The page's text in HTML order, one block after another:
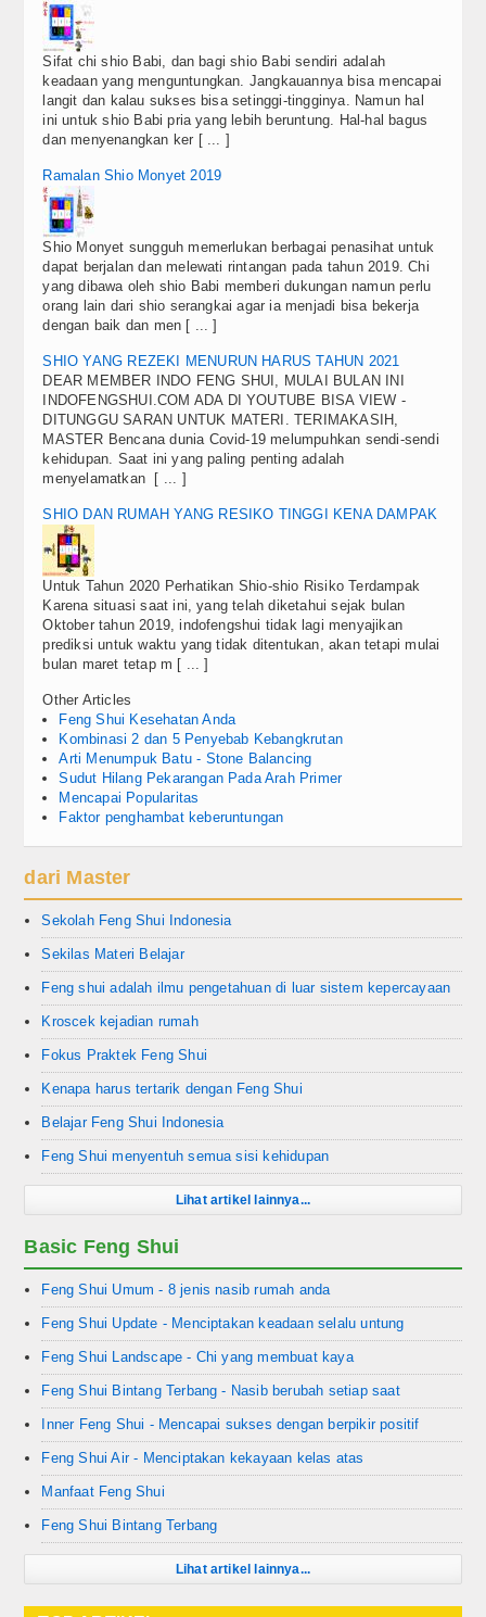
Video
FAQ
Kontak
Sifat chi shio Babi, dan bagi shio Babi sendiri adalah
keadaan yang menguntungkan. Jangkauannya bisa mencapai
langit dan kalau sukses bisa setinggi-tingginya. Namun hal
ini untuk shio Babi pria yang lebih beruntung. Hal-hal bagus
dan menyenangkan ker [ ... ]
Ramalan Shio Monyet 2019
Shio Monyet sungguh memerlukan berbagai penasihat untuk
dapat berjalan dan melewati rintangan pada tahun 2019. Chi
yang dibawa oleh shio Babi memberi dukungan namun perlu
orang lain dari shio serangkai agar ia menjadi bisa bekerja
dengan baik dan men [ ... ]
SHIO YANG REZEKI MENURUN HARUS TAHUN 2021
DEAR MEMBER INDO FENG SHUI, MULAI BULAN INI
INDOFENGSHUI.COM ADA DI YOUTUBE BISA VIEW -
DITUNGGU SARAN UNTUK MATERI. TERIMAKASIH,
MASTER Bencana dunia Covid-19 melumpuhkan sendi-sendi
kehidupan. Saat ini yang paling penting adalah
menyelamatkan [ ... ]
SHIO DAN RUMAH YANG RESIKO TINGGI KENA DAMPAK
Untuk Tahun 2020 Perhatikan Shio-shio Risiko Terdampak
Karena situasi saat ini, yang telah diketahui sejak bulan
Oktober tahun 2019, indofengshui tidak lagi menyajikan
prediksi untuk waktu yang tidak ditentukan, akan tetapi mulai
bulan maret tetap m [ ... ]
Other Articles
Feng Shui Kesehatan Anda
Kombinasi 2 dan 5 Penyebab Kebangkrutan
Arti Menumpuk Batu - Stone Balancing
Sudut Hilang Pekarangan Pada Arah Primer
Mencapai Popularitas
Faktor penghambat keberuntungan
dari Master
Sekolah Feng Shui Indonesia
Sekilas Materi Belajar
Feng shui adalah ilmu pengetahuan di luar sistem kepercayaan
Kroscek kejadian rumah
Fokus Praktek Feng Shui
Kenapa harus tertarik dengan Feng Shui
Belajar Feng Shui Indonesia
Feng Shui menyentuh semua sisi kehidupan
Lihat artikel lainnya...
Basic Feng Shui
Feng Shui Umum - 8 jenis nasib rumah anda
Feng Shui Update - Menciptakan keadaan selalu untung
Feng Shui Landscape - Chi yang membuat kaya
Feng Shui Bintang Terbang - Nasib berubah setiap saat
Inner Feng Shui - Mencapai sukses dengan berpikir positif
Feng Shui Air - Menciptakan kekayaan kelas atas
Manfaat Feng Shui
Feng Shui Bintang Terbang
Lihat artikel lainnya...